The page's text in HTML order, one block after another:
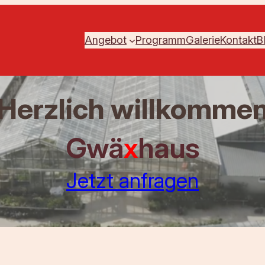
Angebot ProgrammGalerieKontakt
Gwäxhaus
Jetzt anfragen